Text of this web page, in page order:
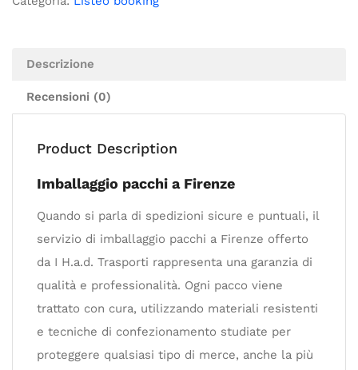
Descrizione
Recensioni (0)
Product Description
Imballaggio pacchi a Firenze
Quando si parla di spedizioni sicure e puntuali, il
servizio di imballaggio pacchi a Firenze offerto
da I H.a.d. Trasporti rappresenta una garanzia di
qualità e professionalità. Ogni pacco viene
trattato con cura, utilizzando materiali resistenti
e tecniche di confezionamento studiate per
proteggere qualsiasi tipo di merce, anche la più